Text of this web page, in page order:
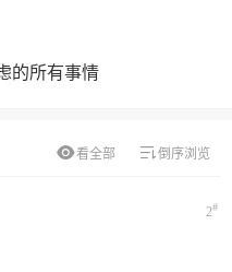
的所有事情
看全部 倒序浏览
2#